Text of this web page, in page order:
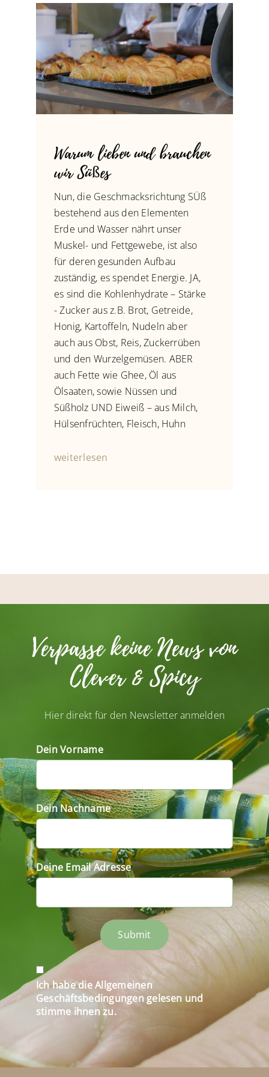
Warum lieben und brauchen
wir Süßes
Nun, die Geschmacksrichtung SÜß
bestehend aus den Elementen
Erde und Wasser nährt unser
Muskel- und Fettgewebe, ist also
für deren gesunden Aufbau
zuständig, es spendet Energie. JA,
es sind die Kohlenhydrate – Stärke
- Zucker aus z.B. Brot, Getreide,
Honig, Kartoffeln, Nudeln aber
auch aus Obst, Reis, Zuckerrüben
und den Wurzelgemüsen. ABER
auch Fette wie Ghee, Öl aus
Ölsaaten, sowie Nüssen und
Süßholz UND Eiweiß – aus Milch,
Hülsenfrüchten, Fleisch, Huhn
weiterlesen
Verpasse keine News von
Clever & Spicy
Hier direkt für den Newsletter anmelden
Dein Vorname
Dein Nachname
Deine Email Adresse
Submit
Ich habe die Allgemeinen
Geschäftsbedingungen gelesen und
stimme ihnen zu.